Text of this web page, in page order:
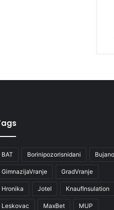
BAT Borinipozorisnidani
GimnazijaVranje GradVranje
Hronika Jotel KnaufInsulation
Leskovac MaxBet MUP